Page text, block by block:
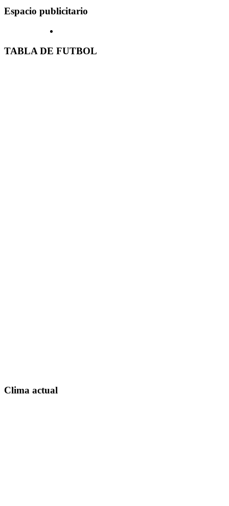
Espacio publicitario
TABLA DE FUTBOL
Clima actual